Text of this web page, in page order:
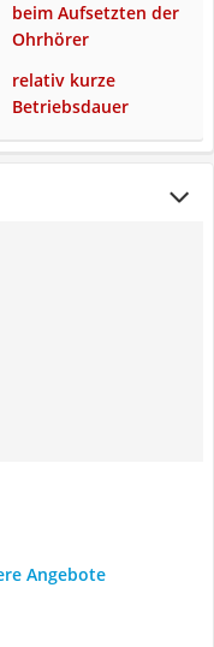
beim Aufsetzten der
Ohrhörer
relativ kurze
Betriebsdauer
Angebote